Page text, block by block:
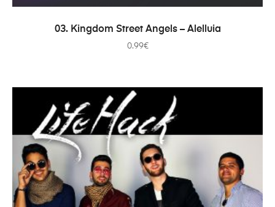
ADICIONAR
03. Kingdom Street Angels – Alelluia
0.99€